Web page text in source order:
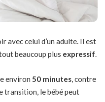
avec celui d’un adulte. Il est
beaucoup plus expressif.
environ 50 minutes, contre
transition, le bébé peut